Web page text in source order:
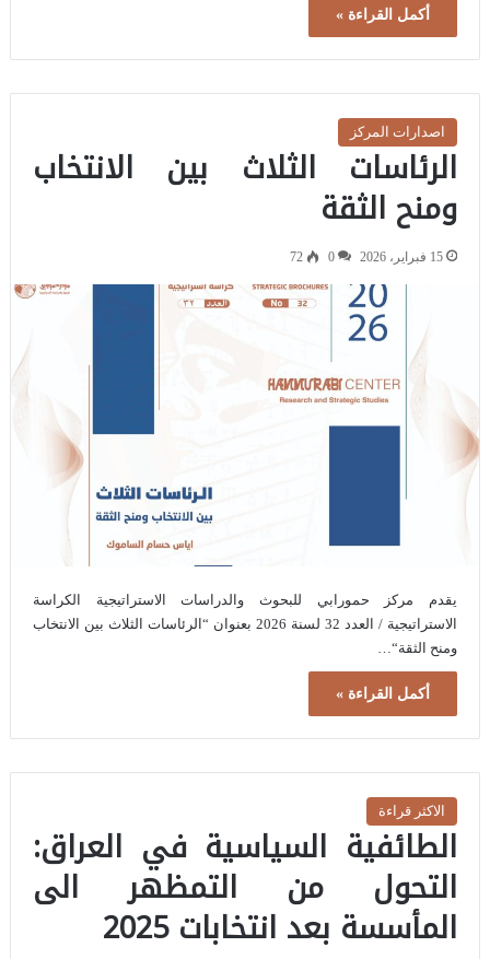
أكمل القراءة »
اصدارات المركز
الرئاسات الثلاث بين الانتخاب
ومنح الثقة
15 فبراير، 2026 0
72
يقدم مركز حمورابي للبحوث والدراسات الاستراتيجية الكراسة
الاستراتيجية / العدد 32 لسنة 2026 بعنوان “الرئاسات الثلاث بين الانتخاب
ومنح الثقة“…
أكمل القراءة »
الاكثر قراءة
الطائفية السياسية في العراق:
التحول من التمظهر الى
المأسسة بعد انتخابات 2025